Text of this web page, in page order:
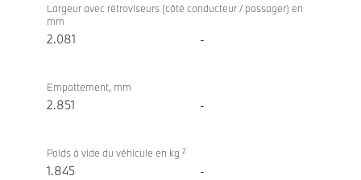
Largeur avec rétroviseurs (côté conducteur / passager) en
mm
2.081 -
Empattement, mm
2.851 -
Poids à vide du véhicule en kg 2
1.845 -